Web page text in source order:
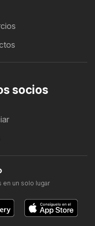
socios
un solo lugar